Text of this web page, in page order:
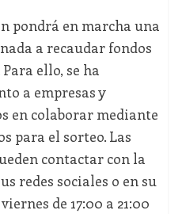
pondrá en marcha una
a recaudar fondos
ello, se ha
a empresas y
en colaborar mediante
para el sorteo. Las
contactar con la
redes sociales o en su
de 17:00 a 21:00